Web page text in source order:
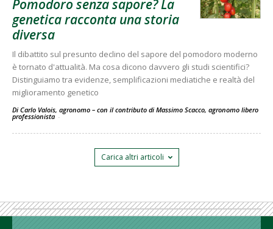
Pomodoro senza sapore? La
genetica racconta una storia
diversa
Il dibattito sul presunto declino del sapore del pomodoro moderno
è tornato d'attualità. Ma cosa dicono davvero gli studi scientifici?
Distinguiamo tra evidenze, semplificazioni mediatiche e realtà del
miglioramento genetico
Di Carlo Valois, agronomo – con il contributo di Massimo Scacco, agronomo libero
professionista -
Carica altri articoli